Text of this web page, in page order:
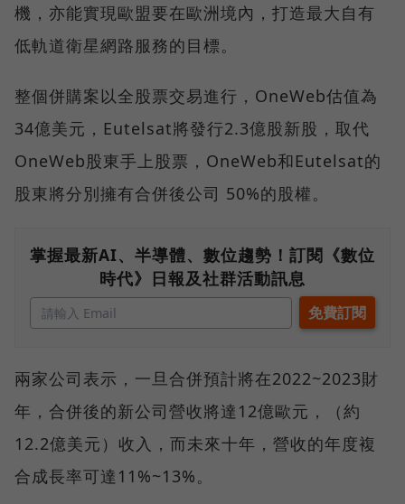
機，亦能實現歐盟要在歐洲境內，打造最大自有
低軌道衛星網路服務的目標。
整個併購案以全股票交易進行，OneWeb估值為
34億美元，Eutelsat將發行2.3億股新股，取代
OneWeb股東手上股票，OneWeb和Eutelsat的
股東將分別擁有合併後公司 50%的股權。
掌握最新AI、半導體、數位趨勢！訂閱《數位
時代》日報及社群活動訊息
兩家公司表示，一旦合併預計將在2022~2023財
年，合併後的新公司營收將達12億歐元，（約
12.2億美元）收入，而未來十年，營收的年度複
合成長率可達11%~13%。